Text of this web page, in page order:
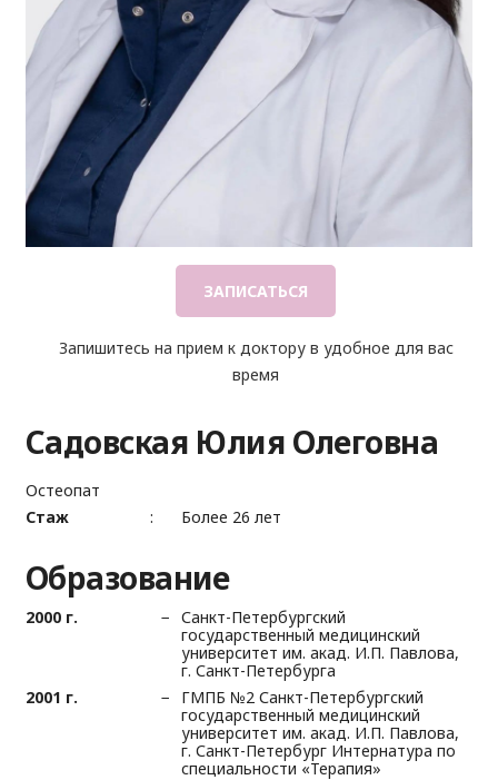
ЗАПИСАТЬСЯ
Запишитесь на прием к доктору в удобное для вас
время
Садовская Юлия Олеговна
Остеопат
Стаж
Более 26 лет
Образование
2000 г.
Санкт-Петербургский
государственный медицинский
университет им. акад. И.П. Павлова,
г. Санкт-Петербурга
2001 г.
ГМПБ №2 Санкт-Петербургский
государственный медицинский
университет им. акад. И.П. Павлова,
г. Санкт-Петербург Интернатура по
специальности «Терапия»